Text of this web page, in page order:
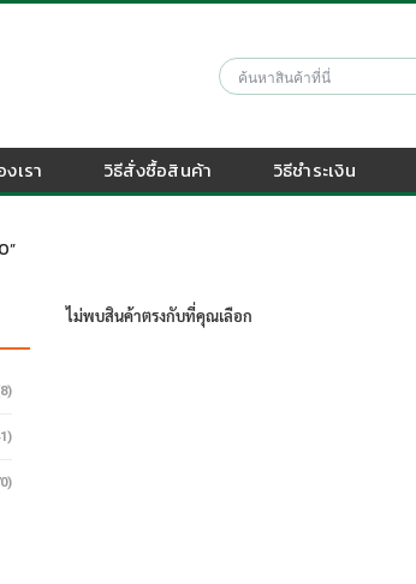
เรา วิธีสั่งซื้อสินค้า วิธีชำระเงิน
ไม่พบสินค้าตรงกับที่คุณเลือก